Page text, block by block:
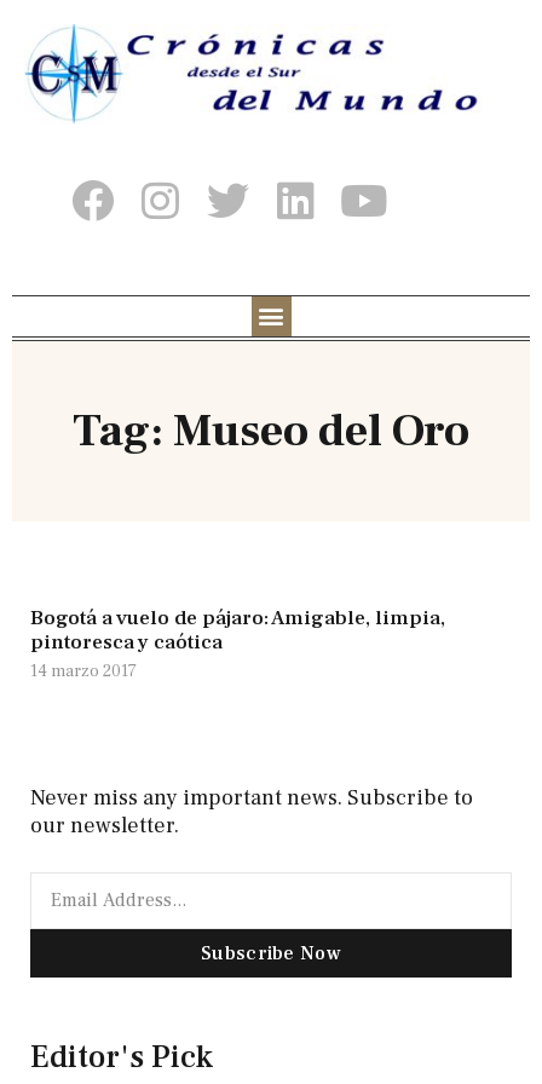
Tag: Museo del Oro
Bogotá a vuelo de pájaro: Amigable, limpia,
pintoresca y caótica
14 marzo 2017
Never miss any important news. Subscribe to
our newsletter.
Subscribe Now
Editor's Pick